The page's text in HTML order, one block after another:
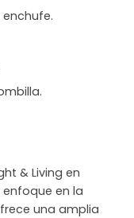
& Living en
en la
una amplia